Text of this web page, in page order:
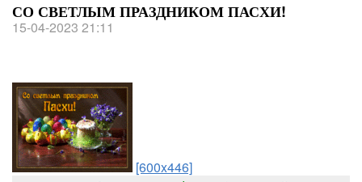
СО СВЕТЛЫМ ПРАЗДНИКОМ ПАСХИ!
15-04-2023 21:11
[600x446]